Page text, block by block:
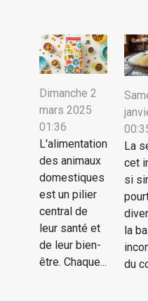
Dimanche 2
mars 2025
01:36
L'alimentation
des animaux
domestiques
est un pilier
central de
leur santé et
de leur bien-
être. Chaque...
La
cet
si
la
du